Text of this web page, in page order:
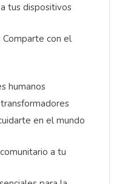
tus dispositivos
Comparte con el
humanos
en el mundo
a tu